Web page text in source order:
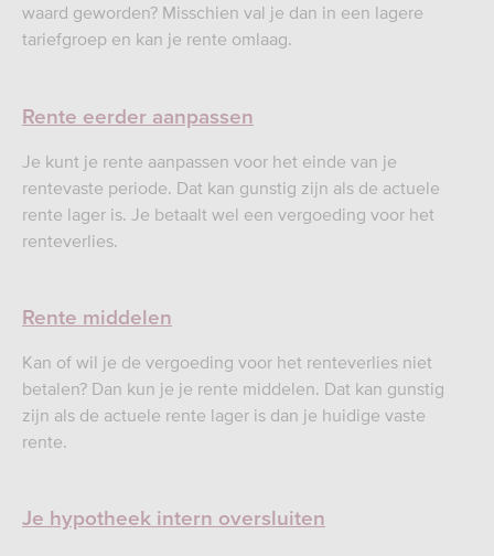
waard geworden? Misschien val je dan in een lagere
tariefgroep en kan je rente omlaag.
Rente eerder aanpassen
Je kunt je rente aanpassen voor het einde van je
rentevaste periode. Dat kan gunstig zijn als de actuele
rente lager is. Je betaalt wel een vergoeding voor het
renteverlies.
Rente middelen
Kan of wil je de vergoeding voor het renteverlies niet
betalen? Dan kun je je rente middelen. Dat kan gunstig
zijn als de actuele rente lager is dan je huidige vaste
rente.
Je hypotheek intern oversluiten